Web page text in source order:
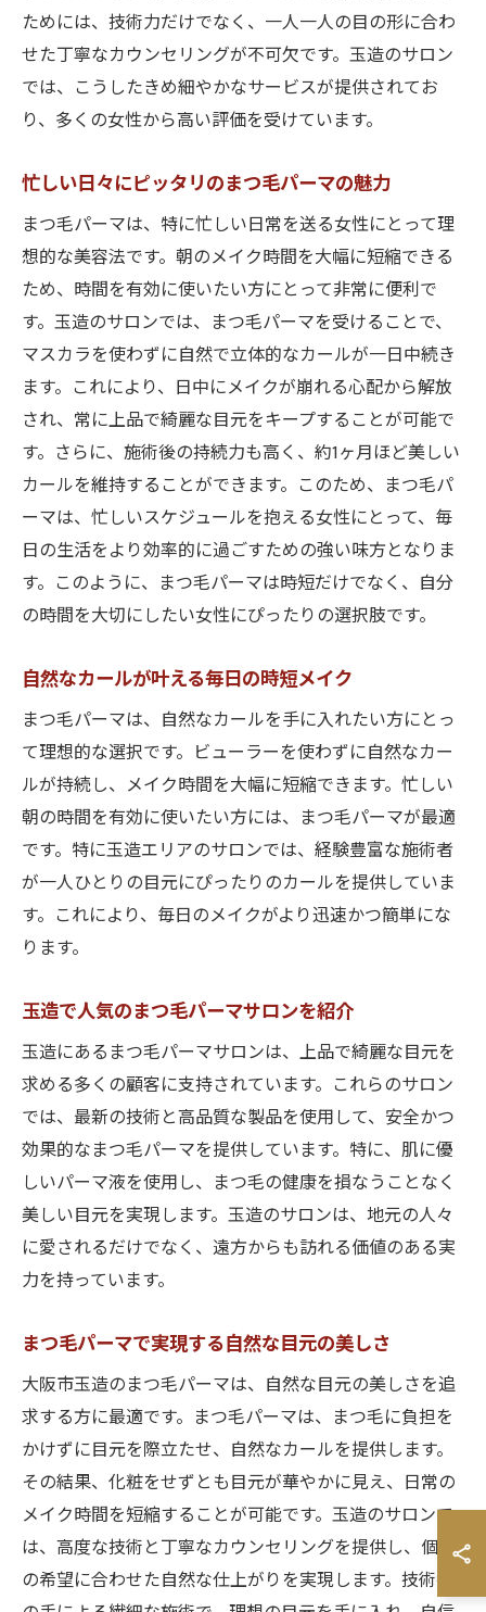
ためには、技術力だけでなく、一人一人の目の形に合わ
せた丁寧なカウンセリングが不可欠です。玉造のサロン
では、こうしたきめ細やかなサービスが提供されてお
り、多くの女性から高い評価を受けています。
忙しい日々にピッタリのまつ毛パーマの魅力
まつ毛パーマは、特に忙しい日常を送る女性にとって理
想的な美容法です。朝のメイク時間を大幅に短縮できる
ため、時間を有効に使いたい方にとって非常に便利で
す。玉造のサロンでは、まつ毛パーマを受けることで、
マスカラを使わずに自然で立体的なカールが一日中続き
ます。これにより、日中にメイクが崩れる心配から解放
され、常に上品で綺麗な目元をキープすることが可能で
す。さらに、施術後の持続力も高く、約1ヶ月ほど美しい
カールを維持することができます。このため、まつ毛パ
ーマは、忙しいスケジュールを抱える女性にとって、毎
日の生活をより効率的に過ごすための強い味方となりま
す。このように、まつ毛パーマは時短だけでなく、自分
の時間を大切にしたい女性にぴったりの選択肢です。
自然なカールが叶える毎日の時短メイク
まつ毛パーマは、自然なカールを手に入れたい方にとっ
て理想的な選択です。ビューラーを使わずに自然なカー
ルが持続し、メイク時間を大幅に短縮できます。忙しい
朝の時間を有効に使いたい方には、まつ毛パーマが最適
です。特に玉造エリアのサロンでは、経験豊富な施術者
が一人ひとりの目元にぴったりのカールを提供していま
す。これにより、毎日のメイクがより迅速かつ簡単にな
ります。
玉造で人気のまつ毛パーマサロンを紹介
玉造にあるまつ毛パーマサロンは、上品で綺麗な目元を
求める多くの顧客に支持されています。これらのサロン
では、最新の技術と高品質な製品を使用して、安全かつ
効果的なまつ毛パーマを提供しています。特に、肌に優
しいパーマ液を使用し、まつ毛の健康を損なうことなく
美しい目元を実現します。玉造のサロンは、地元の人々
に愛されるだけでなく、遠方からも訪れる価値のある実
力を持っています。
まつ毛パーマで実現する自然な目元の美しさ
大阪市玉造のまつ毛パーマは、自然な目元の美しさを追
求する方に最適です。まつ毛パーマは、まつ毛に負担を
かけずに目元を際立たせ、自然なカールを提供します。
その結果、化粧をせずとも目元が華やかに見え、日常の
メイク時間を短縮することが可能です。玉造のサロンで
は、高度な技術と丁寧なカウンセリングを提供し、個々
の希望に合わせた自然な仕上がりを実現します。技術者